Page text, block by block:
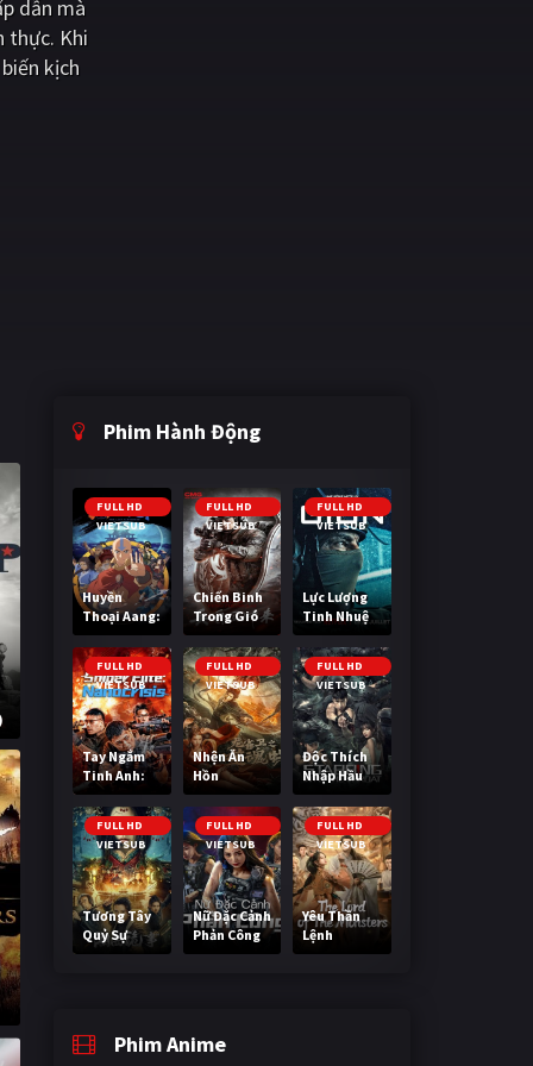
dẫn mà
thực. Khi
kịch
Phim Hành Động
FULL HD
VIETSUB
Huyền
Thoại Aang:
Tiết Khí Sư
Cuối Cùng
FULL HD
VIETSUB
Chiến Binh
Trong Gió
FULL HD
VIETSUB
Lực Lượng
Tinh Nhuệ
FULL HD
VIETSUB
Tay Ngắm
Tinh Anh:
Nguy Cơ
Nano
FULL HD
VIETSUB
Nhện Ăn
Hồn
FULL HD
VIETSUB
Độc Thích
Nhập Hầu
FULL HD
VIETSUB
Tương Tây
Quỷ Sự
FULL HD
VIETSUB
Nữ Đặc Cảnh
Phản Công
FULL HD
VIETSUB
Yêu Thần
Lệnh
Phim Anime